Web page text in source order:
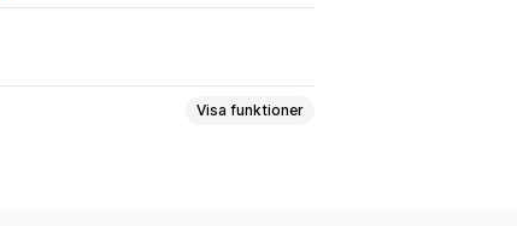
Visa funktioner